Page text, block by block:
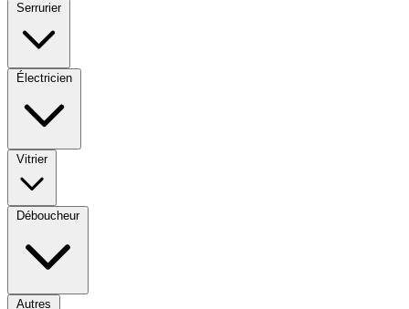
Serrurier
Électricien
Vitrier
Déboucheur
Autres